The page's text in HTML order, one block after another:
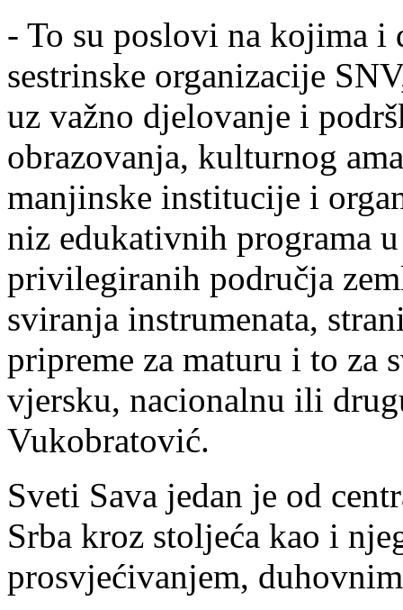
- To su poslovi na kojima i
sestrinske organizacije
uz važno djelovanje i
obrazovanja, kulturnog
manjinske institucije i
niz edukativnih programa
privilegiranih područja
sviranja instrumenata,
pripreme za maturu i to za
vjersku, nacionalnu ili
Vukobratović.
Sveti Sava jedan je od
Srba kroz stoljeća kao i
prosvjećivanjem,